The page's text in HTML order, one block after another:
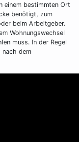
einem bestimmten Ort
benötigt, zum
beim Arbeitgeber.
Wohnungswechsel
muss. In der Regel
nach dem